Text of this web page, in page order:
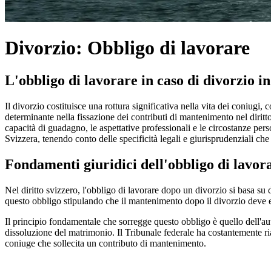
Divorzio: Obbligo di lavorare
L'obbligo di lavorare in caso di divorzio
Il divorzio costituisce una rottura significativa nella vita dei coniugi,
determinante nella fissazione dei contributi di mantenimento nel
capacità di guadagno, le aspettative professionali e le circostanze
Svizzera, tenendo conto delle specificità legali e giurisprudenziali
Fondamenti giuridici dell'obbligo di
Nel diritto svizzero, l'obbligo di lavorare dopo un divorzio si basa
questo obbligo stipulando che il mantenimento dopo il divorzio deve
Il principio fondamentale che sorregge questo obbligo è quello
dissoluzione del matrimonio. Il Tribunale federale ha costantemente
coniuge che sollecita un contributo di mantenimento.